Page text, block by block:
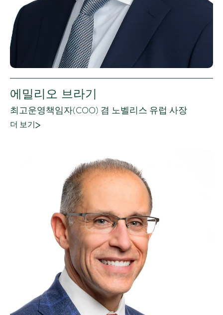
에밀리오 브라기
최고운영책임자(COO) 겸 노벨리스 유럽 사장
더 보기